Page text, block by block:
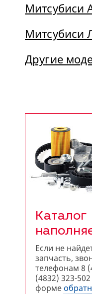
Митсубиси
Митсубиси
Другие
Каталог
Если не
запчасть,
телефонам 8
(4832) 323-
форме